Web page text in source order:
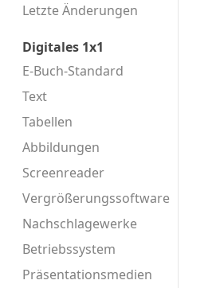
Letzte Änderungen
Digitales 1x1
E-Buch-Standard
Text
Tabellen
Abbildungen
Screenreader
Vergrößerungssoftware
Nachschlagewerke
Betriebssystem
Präsentationsmedien